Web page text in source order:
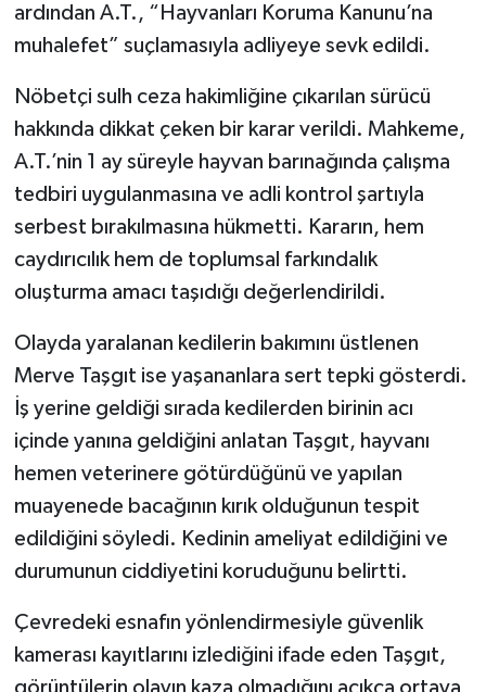
ardından A.T., “Hayvanları Koruma Kanunu’na
muhalefet” suçlamasıyla adliyeye sevk edildi.
Nöbetçi sulh ceza hakimliğine çıkarılan sürücü
hakkında dikkat çeken bir karar verildi. Mahkeme,
A.T.’nin 1 ay süreyle hayvan barınağında çalışma
tedbiri uygulanmasına ve adli kontrol şartıyla
serbest bırakılmasına hükmetti. Kararın, hem
caydırıcılık hem de toplumsal farkındalık
oluşturma amacı taşıdığı değerlendirildi.
Olayda yaralanan kedilerin bakımını üstlenen
Merve Taşgıt ise yaşananlara sert tepki gösterdi.
İş yerine geldiği sırada kedilerden birinin acı
içinde yanına geldiğini anlatan Taşgıt, hayvanı
hemen veterinere götürdüğünü ve yapılan
muayenede bacağının kırık olduğunun tespit
edildiğini söyledi. Kedinin ameliyat edildiğini ve
durumunun ciddiyetini koruduğunu belirtti.
Çevredeki esnafın yönlendirmesiyle güvenlik
kamerası kayıtlarını izlediğini ifade eden Taşgıt,
görüntülerin olayın kaza olmadığını açıkça ortaya